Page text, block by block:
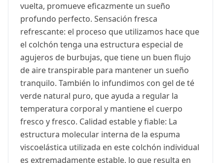
vuelta, promueve eficazmente un sueño
profundo perfecto. Sensación fresca
refrescante: el proceso que utilizamos hace que
el colchón tenga una estructura especial de
agujeros de burbujas, que tiene un buen flujo
de aire transpirable para mantener un sueño
tranquilo. También lo infundimos con gel de té
verde natural puro, que ayuda a regular la
temperatura corporal y mantiene el cuerpo
fresco y fresco. Calidad estable y fiable: La
estructura molecular interna de la espuma
viscoelástica utilizada en este colchón individual
es extremadamente estable, lo que resulta en